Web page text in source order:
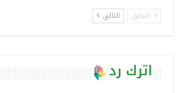
السابق التالي
اترك رد